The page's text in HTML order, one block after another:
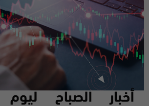
أخبار الصباح ليوم